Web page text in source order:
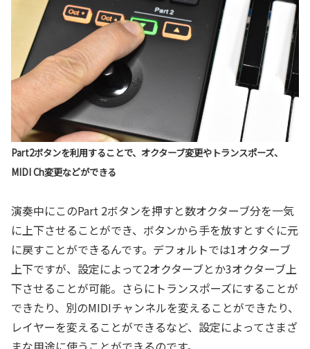
Part2ボタンを利用することで、オクターブ変更やトランスポーズ、
MIDI Ch変更などができる
演奏中にこのPart 2ボタンを押すと数オクターブ分を一気
に上下させることができ、ボタンから手を放すとすぐに元
に戻すことができるんです。デフォルトでは1オクターブ
上下ですが、設定によって2オクターブとか3オクターブ上
下させることが可能。さらにトランスポーズにすることが
できたり、別のMIDIチャンネルを変えることができたり、
レイヤーを変えることができるなど、設定によってさまざ